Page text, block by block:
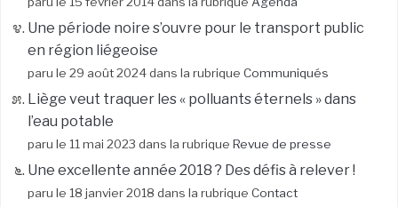
Une période noire s’ouvre pour le transport public
en région liégeoise
paru le 29 août 2024 dans la rubrique Communiqués
Liège veut traquer les « polluants éternels » dans
l’eau potable
paru le 11 mai 2023 dans la rubrique Revue de presse
Une excellente année 2018 ? Des défis à relever !
paru le 18 janvier 2018 dans la rubrique Contact